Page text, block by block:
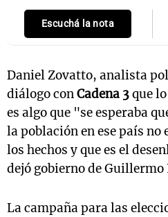
Escuchá la nota
Daniel Zovatto, analista
diálogo conCadena 3que
es algo que "se esperaba
la población en ese país
los hechos y que es el
dejó gobierno de Guillermo
La campaña para las